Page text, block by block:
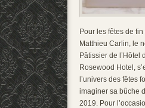
Pour les fêtes de fin
Matthieu Carlin, le
Pâtissier de l’Hôtel
Rosewood Hotel,
l’univers des fêtes
imaginer sa bûche
2019. Pour